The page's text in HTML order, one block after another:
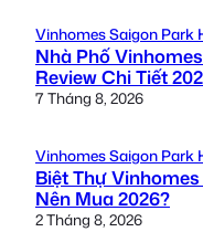
Vinhomes Saigon Park
Nhà Phố
Review Chi Tiết
7 Tháng 8, 2026
Vinhomes Saigon Park
Biệt Thự
Nên Mua 2026?
2 Tháng 8, 2026